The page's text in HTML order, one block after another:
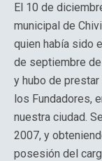
El 10 de
municipal de
quien había sido
de septiembre
y hubo de
los Fundadores,
nuestra ciudad.
2007, y
posesión del